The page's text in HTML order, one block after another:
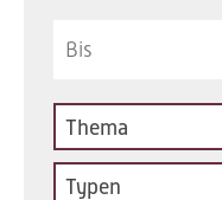
Thema
Typen